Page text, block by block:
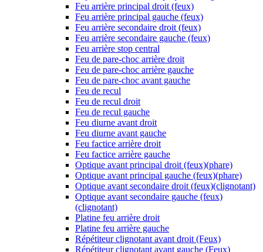
Feu arrière principal droit (feux)
Feu arrière principal gauche (feux)
Feu arrière secondaire droit (feux)
Feu arrière secondaire gauche (feux)
Feu arrière stop central
Feu de pare-choc arrière droit
Feu de pare-choc arrière gauche
Feu de pare-choc avant gauche
Feu de recul
Feu de recul droit
Feu de recul gauche
Feu diurne avant droit
Feu diurne avant gauche
Feu factice arrière droit
Feu factice arrière gauche
Optique avant principal droit (feux)(phare)
Optique avant principal gauche (feux)(phare)
Optique avant secondaire droit (feux)(clignotant)
Optique avant secondaire gauche (feux)
(clignotant)
Platine feu arrière droit
Platine feu arrière gauche
Répétiteur clignotant avant droit (Feux)
Répétiteur clignotant avant gauche (Feux)